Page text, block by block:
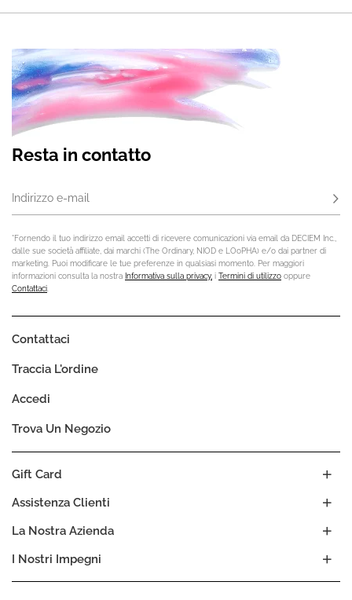
Resta in contatto
Indirizzo e-mail
*Fornendo il tuo indirizzo email accetti di ricevere comunicazioni via email da DECIEM Inc.,
dalle sue società affiliate, dai marchi (The Ordinary, NIOD e LOoPHA) e/o dai partner di
marketing. Puoi modificare le tue preferenze in qualsiasi momento. Per maggiori
informazioni consulta la nostra Informativa sulla privacy, i Termini di utilizzo oppure
Contattaci
La Nostra Azienda
I Nostri Impegni
Assistenza Clienti
Gift Card
Contattaci
Traccia L'ordine
Accedi
Trova Un Negozio